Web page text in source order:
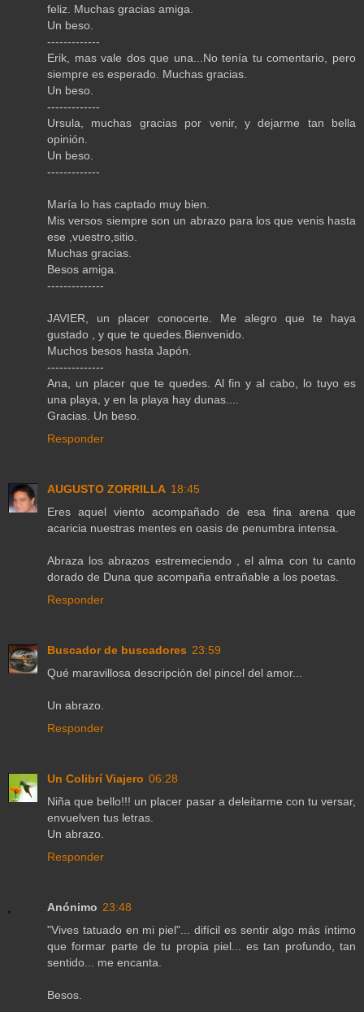
feliz. Muchas gracias amiga.
Un beso.
-------------
Erik, mas vale dos que una...No tenía tu comentario, pero
siempre es esperado. Muchas gracias.
Un beso.
-------------
Ursula, muchas gracias por venir, y dejarme tan bella
opinión.
Un beso.
-------------
María lo has captado muy bien.
Mis versos siempre son un abrazo para los que venis hasta
ese ,vuestro,sitio.
Muchas gracias.
Besos amiga.
--------------
JAVIER, un placer conocerte. Me alegro que te haya
gustado , y que te quedes.Bienvenido.
Muchos besos hasta Japón.
--------------
Ana, un placer que te quedes. Al fin y al cabo, lo tuyo es
una playa, y en la playa hay dunas....
Gracias. Un beso.
Responder
AUGUSTO ZORRILLA 18:45
Eres aquel viento acompañado de esa fina arena que
acaricia nuestras mentes en oasis de penumbra intensa.
Abraza los abrazos estremeciendo , el alma con tu canto
dorado de Duna que acompaña entrañable a los poetas.
Responder
Buscador de buscadores 23:59
Qué maravillosa descripción del pincel del amor...
Un abrazo.
Responder
Un Colibrí Viajero 06:28
Niña que bello!!! un placer pasar a deleitarme con tu versar,
envuelven tus letras.
Un abrazo.
Responder
Anónimo 23:48
"Vives tatuado en mi piel"... difícil es sentir algo más íntimo
que formar parte de tu propia piel... es tan profundo, tan
sentido... me encanta.
Besos.